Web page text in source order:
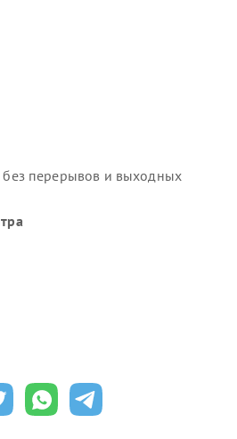
перерывов и выходных